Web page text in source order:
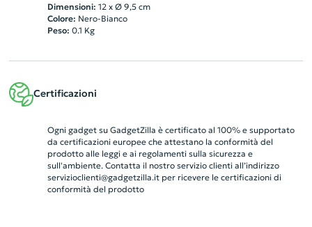
Dimensioni: 12 x Ø 9,5 cm
Colore: Nero-Bianco
Peso: 0.1 Kg
Certificazioni
Ogni gadget su GadgetZilla è certificato al 100% e supportato
da certificazioni europee che attestano la conformità del
prodotto alle leggi e ai regolamenti sulla sicurezza e
sull'ambiente. Contatta il nostro servizio clienti all’indirizzo
servizioclienti@gadgetzilla.itper ricevere le certificazioni di
conformità del prodotto